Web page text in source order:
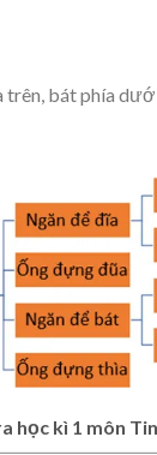
trên, bát phía
học kì 1 môn